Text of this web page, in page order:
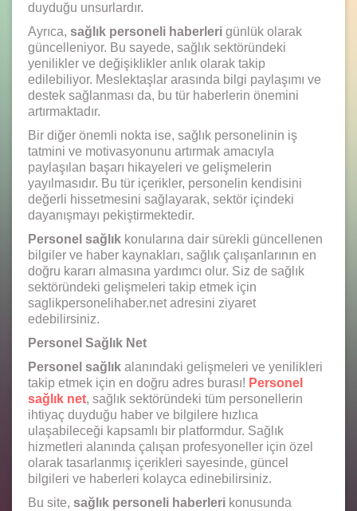
duyduğu unsurlardır.
Ayrıca, sağlık personeli haberleri günlük olarak
güncelleniyor. Bu sayede, sağlık sektöründeki
yenilikler ve değişiklikler anlık olarak takip
edilebiliyor. Meslektaşlar arasında bilgi paylaşımı ve
destek sağlanması da, bu tür haberlerin önemini
artırmaktadır.
Bir diğer önemli nokta ise, sağlık personelinin iş
tatmini ve motivasyonunu artırmak amacıyla
paylaşılan başarı hikayeleri ve gelişmelerin
yayılmasıdır. Bu tür içerikler, personelin kendisini
değerli hissetmesini sağlayarak, sektör içindeki
dayanışmayı pekiştirmektedir.
Personel sağlık konularına dair sürekli güncellenen
bilgiler ve haber kaynakları, sağlık çalışanlarının en
doğru kararı almasına yardımcı olur. Siz de sağlık
sektöründeki gelişmeleri takip etmek için
saglikpersonelihaber.net adresini ziyaret
edebilirsiniz.
Personel Sağlık Net
Personel sağlık alanındaki gelişmeleri ve yenilikleri
takip etmek için en doğru adres burası! Personel
sağlık net, sağlık sektöründeki tüm personellerin
ihtiyaç duyduğu haber ve bilgilere hızlıca
ulaşabileceği kapsamlı bir platformdur. Sağlık
hizmetleri alanında çalışan profesyoneller için özel
olarak tasarlanmış içerikleri sayesinde, güncel
bilgileri ve haberleri kolayca edinebilirsiniz.
Bu site, sağlık personeli haberleri konusunda